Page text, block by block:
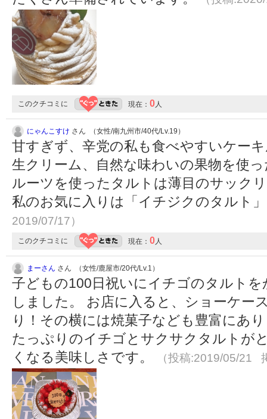
このクチコミに 現在： 0人
にゃんこすけ さん （女性/南九州市/40代/Lv.19）
甘すぎず、辛党の私も食べやすいケー
生クリーム、自然な味わいの果物を使
ルーツを使ったタルトは薄目のサック
私のお気に入りは「イチジクのタルト
2019/07/17）
このクチコミに 現在： 0人
まーさん さん （女性/鹿屋市/20代/Lv.1）
子どもの100日祝いにイチゴのタルト
しました。 お店に入ると、ショーケー
り！その横には焼菓子なども豊富にあ
たっぷりのイチゴとサクサクタルトが
くなる美味しさです。
（投稿:2019/05/21